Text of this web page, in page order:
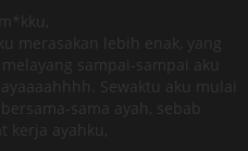
merasakan lebih enak, yang
sampai-sampai aku
Sewaktu aku mulai
sama ayah, sebab
ayahku,